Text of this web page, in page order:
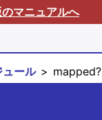
マニュアルへ
ール mapped?